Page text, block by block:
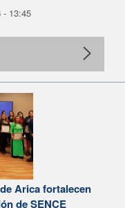
- 13:45
Arica fortalecen
de SENCE